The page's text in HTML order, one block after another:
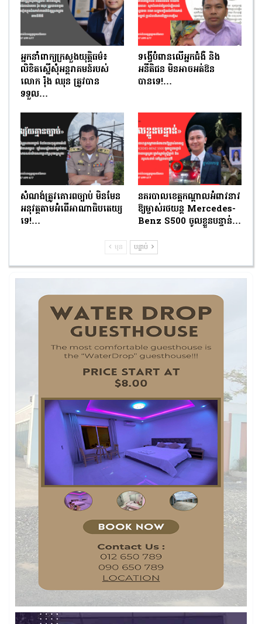
អ្នកនាំពាក្យក្រសួងយុត្តិធម៌៖
លិខិតស្នើសុំអន្តរាគមន៍របស់
លោក រ៉ុង ឈុន ត្រូវបាន
ទទួល…
ទង្វើបំពានលើអ្នកជំងឺ និង
អនីតិជន មិនអាចអត់ឱន
បានទេ!…
សំណង់ត្រូវគោរពច្បាប់ មិនមែន
អនុវត្តតាមអំពើអាណាធិបតេយ្យ
ទេ!…
នគរបាលខេត្តកណ្តាលអំពាវនាវ
ឱ្យម្ចាស់រថយន្ត Mercedes-
Benz S500 ចូលខ្លួនបន្ទាន់…
មុន បន្ទាប់